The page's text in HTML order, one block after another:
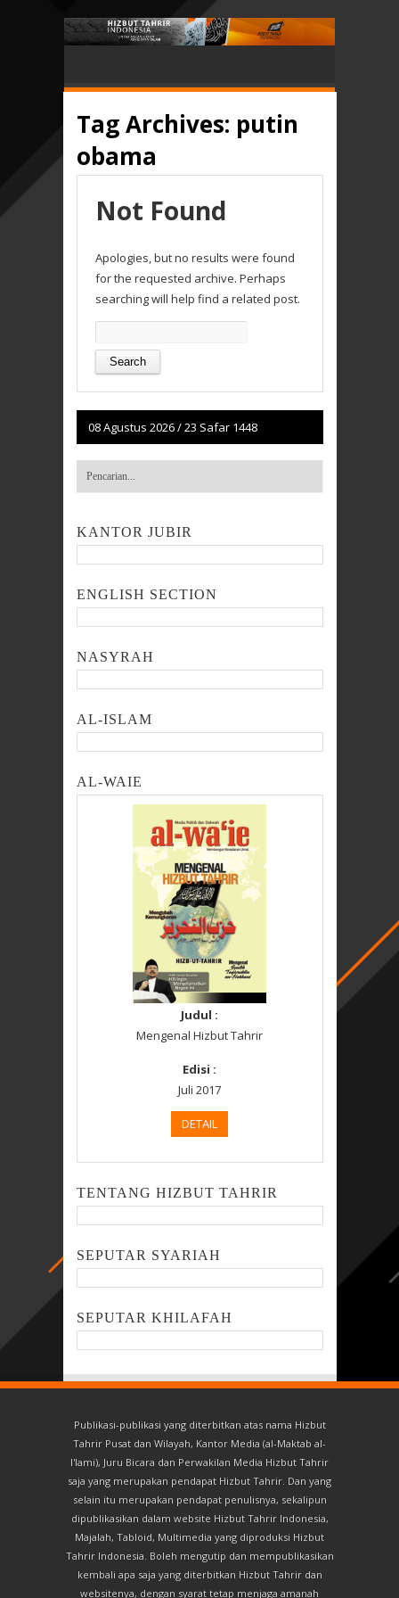
Tag Archives: putin
obama
Not Found
Apologies, but no results were found
for the requested archive. Perhaps
searching will help find a related post.
for:
08 Agustus 2026/23 Safar 1448
KANTOR JUBIR
ENGLISH SECTION
NASYRAH
AL-ISLAM
AL-WAIE
Judul :
Mengenal Hizbut Tahrir
Edisi :
Juli 2017
DETAIL
TENTANG HIZBUT TAHRIR
SEPUTAR SYARIAH
SEPUTAR KHILAFAH
Publikasi-publikasi yang diterbitkan atas nama Hizbut
Tahrir Pusat dan Wilayah, Kantor Media (al-Maktab al-
I'lami), Juru Bicara dan Perwakilan Media Hizbut Tahrir
saja yang merupakan pendapat Hizbut Tahrir. Dan yang
selain itu merupakan pendapat penulisnya, sekalipun
dipublikasikan dalam website Hizbut Tahrir Indonesia,
Majalah, Tabloid, Multimedia yang diproduksi Hizbut
Tahrir Indonesia. Boleh mengutip dan mempublikasikan
kembali apa saja yang diterbitkan Hizbut Tahrir dan
websitenya, dengan syarat tetap menjaga amanah